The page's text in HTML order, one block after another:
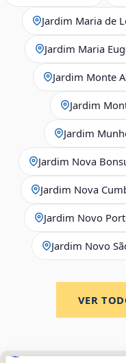
Jardim Maria de
Jardim Maria
Jardim Monte
Jardim
Jardim
Jardim Nova
Jardim Nova
Jardim Novo
Jardim Novo
VER